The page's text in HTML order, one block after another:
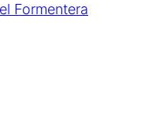
Formentera